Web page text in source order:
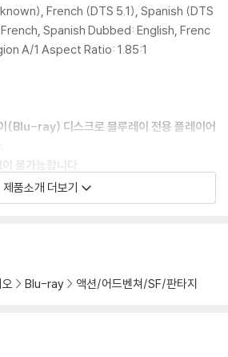
French (DTS 5.1), Spanish (DTS
Spanish Dubbed: English, Frenc
A/1 Aspect Ratio: 1.85:1
(Blu-ray) 디스크로 블루레이 전용 플레이어
불가능합니다.
막이 없습니다.
우, 아웃케이스는 없을 수 있습니다.
제품소개 더보기
Blu-ray 액션/어드벤쳐/SF/판타지